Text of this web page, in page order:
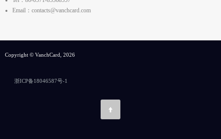
Email：contacts@vanchcard.com
Copyright © VanchCard, 2026
浙ICP备18046587号-1